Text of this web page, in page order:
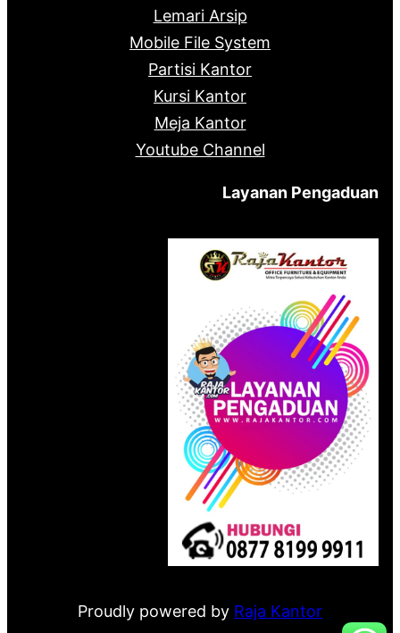
Lemari Arsip
Mobile File System
Partisi Kantor
Kursi Kantor
Meja Kantor
Youtube Channel
Layanan Pengaduan
Proudly powered by Raja Kantor